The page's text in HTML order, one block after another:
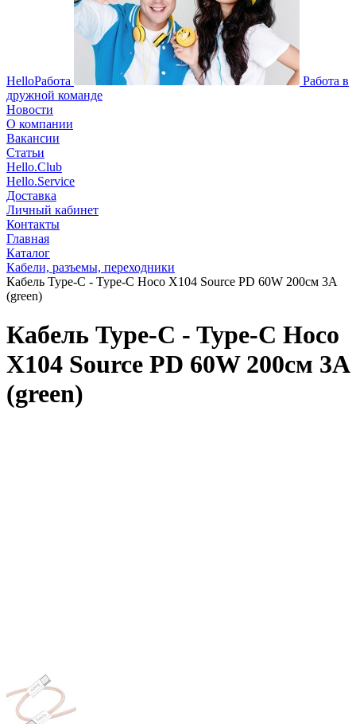
HelloРабота
Работа в
дружной команде
Новости
О компании
Вакансии
Статьи
Hello.Club
Hello.Service
Доставка
Личный кабинет
Контакты
Главная
Каталог
Кабели, разъемы, переходники
Кабель Type-C - Type-C Hoco X104 Source PD 60W 200см 3A
(green)
Кабель Type-C - Type-C Hoco
X104 Source PD 60W 200см 3A
(green)